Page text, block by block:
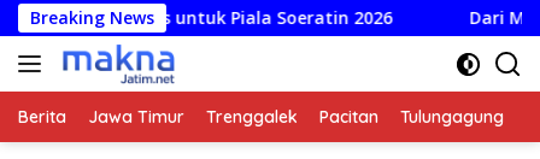
Langsung
ke
konten
Breaking News
Dirilis untuk Piala Soeratin 2026 Dari Mustahik Jadi
Berita Jawa Timur Trenggalek Pacitan Tulungagung